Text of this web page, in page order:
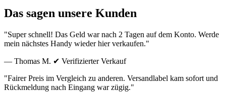
Das sagen unsere Kunden
"Super schnell! Das Geld war nach 2 Tagen auf dem Konto. Werde
mein nächstes Handy wieder hier verkaufen."
— Thomas M. ✔ Verifizierter Verkauf
"Fairer Preis im Vergleich zu anderen. Versandlabel kam sofort und
Rückmeldung nach Eingang war zügig."